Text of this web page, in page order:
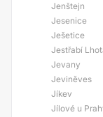
Jenštejn
Jesenice
Ješetice
Jestřabí
Jevany
Jeviněves
Jíkev
Jílové u